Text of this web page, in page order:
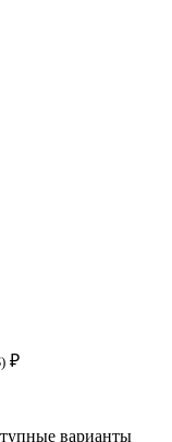
₽
варианты